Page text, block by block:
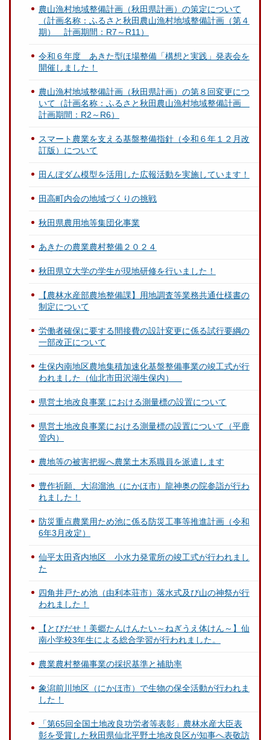
農山漁村地域整備計画（秋田県計画）の策定について
（計画名称：ふるさと秋田農山漁村地域整備計画（第４
期） 計画期間：R7～R11）
令和６年度 あきた型ほ場整備「構想と実践」発表会を
開催しました！
農山漁村地域整備計画（秋田県計画）の第８回変更につ
いて（計画名称：ふるさと秋田農山漁村地域整備計画
計画期間：R2～R6）
スマート農業を支える基盤整備指針（令和６年１２月改
訂版）について
田んぼダム模型を活用した広報活動を実施しています！
田高町内会の地域づくりの挑戦
秋田県農用地等集団化事業
あきたの農業農村整備２０２４
秋田県立大学の学生が現地研修を行いました！
【農林水産部農地整備課】用地調査等業務共通仕様書の
制定について
労働者確保に要する間接費の設計変更に係る試行要綱の
一部改正について
生保内南地区農地集積加速化基盤整備事業の竣工式が行
われました（仙北市田沢湖生保内）
県営土地改良事業 における測量標の設置について
県営土地改良事業における測量標の設置について（平鹿
管内）
農地等の被害把握へ農業土木系職員を派遣します
豊作祈願、大潟溜池（にかほ市）龍神奥の院参詣が行わ
れました！
防災重点農業用ため池に係る防災工事等推進計画（令和
6年3月改定）
仙平太田斉内地区 小水力発電所の竣工式が行われまし
た
四角井戸ため池（由利本荘市）落水式及び山の神祭が行
われました！
【とびだせ！美郷たんけんたい～ねぎうえ体けん～】仙
南小学校3年生による総合学習が行われました。
農業農村整備事業の採択基準と補助率
象潟前川地区（にかほ市）で生物の保全活動が行われま
した！
「第65回全国土地改良功労者等表彰」農林水産大臣表
彰を受賞した秋田県仙北平野土地改良区が知事へ表敬訪